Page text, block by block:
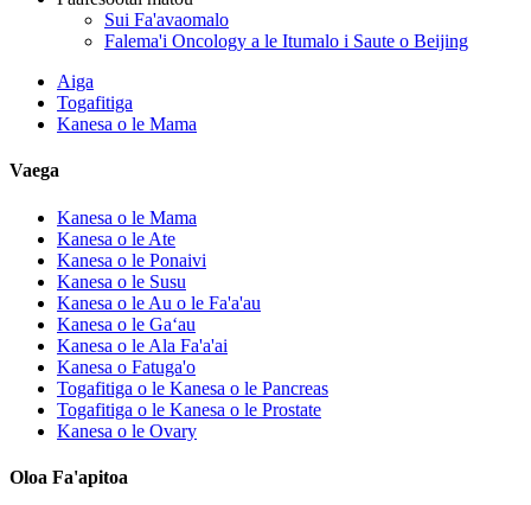
Sui Fa'avaomalo
Falema'i Oncology a le Itumalo i Saute o Beijing
Aiga
Togafitiga
Kanesa o le Mama
Vaega
Kanesa o le Mama
Kanesa o le Ate
Kanesa o le Ponaivi
Kanesa o le Susu
Kanesa o le Au o le Fa'a'au
Kanesa o le Gaʻau
Kanesa o le Ala Fa'a'ai
Kanesa o Fatuga'o
Togafitiga o le Kanesa o le Pancreas
Togafitiga o le Kanesa o le Prostate
Kanesa o le Ovary
Oloa Fa'apitoa